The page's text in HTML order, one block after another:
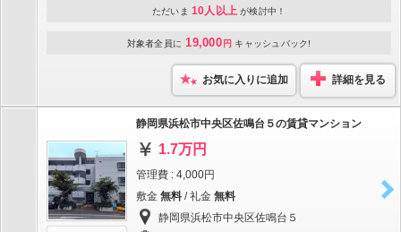
ただいま 10人以上 が検討中！
対象者全員に 19,000 円 キャッシュバック!
お気に入りに追加 詳細を見る
静岡県浜松市中央区佐鳴台５の賃貸マンション
1.7万円
管理費 : 4,000円
敷金 無料 / 礼金 無料
静岡県浜松市中央区佐鳴台５